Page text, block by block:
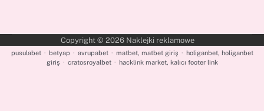
Copyright © 2026 Naklejki reklamowe
pusulabet · betyap · avrupabet · matbet, matbet giriş · holiganbet, holiganbet
giriş · cratosroyalbet · hacklink market, kalıcı footer link